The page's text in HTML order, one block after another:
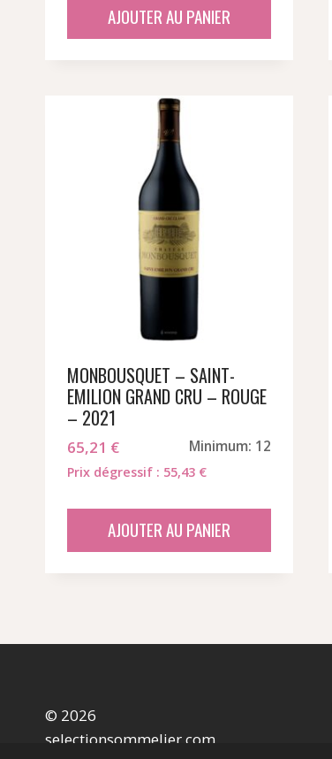
AJOUTER AU PANIER
MONBOUSQUET – SAINT-
EMILION GRAND CRU – ROUGE
– 2021
65,21 € Minimum: 12
Prix dégressif : 55,43 €
AJOUTER AU PANIER
© 2026
selectionsommelier.com